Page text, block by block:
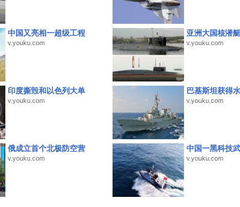
中国又亮相一超级工程
v.youku.com
亚洲大国核潜
v.youku.com
印度撕毁和以色列大单
v.youku.com
巴基斯坦获得
v.youku.com
俄成立首个北极防空营
v.youku.com
中国一黑科技
v.youku.com